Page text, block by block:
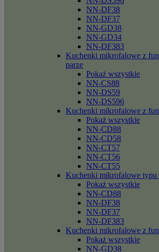
NN-DF38
NN-DF37
NN-GD38
NN-GD34
NN-DF383
Kuchenki mikrofalowe z
parze
Pokaż wszystkie
NN-CS88
NN-DS59
NN-DS596
Kuchenki mikrofalowe z
Pokaż wszystkie
NN-CD88
NN-CD58
NN-CT57
NN-CT56
NN-CT55
Kuchenki mikrofalowe typu
Pokaż wszystkie
NN-CD88
NN-DF38
NN-DF37
NN-DF383
Kuchenki mikrofalowe z
Pokaż wszystkie
NN-GD38